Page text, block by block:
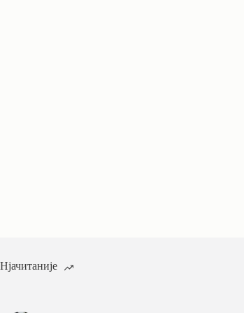
Нјачитаније